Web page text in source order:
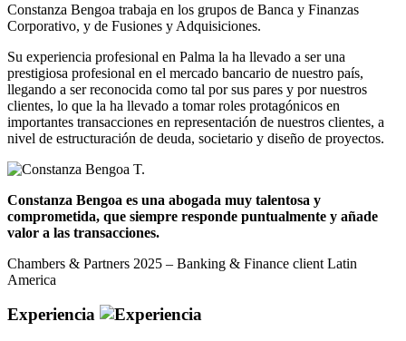
Constanza Bengoa trabaja en los grupos de Banca y Finanzas
Corporativo, y de Fusiones y Adquisiciones.
Su experiencia profesional en Palma la ha llevado a ser una
prestigiosa profesional en el mercado bancario de nuestro país,
llegando a ser reconocida como tal por sus pares y por nuestros
clientes, lo que la ha llevado a tomar roles protagónicos en
importantes transacciones en representación de nuestros clientes, a
nivel de estructuración de deuda, societario y diseño de proyectos.
Constanza Bengoa es una abogada muy talentosa y
comprometida, que siempre responde puntualmente y añade
valor a las transacciones.
Chambers & Partners 2025 – Banking & Finance client Latin
America
Experiencia